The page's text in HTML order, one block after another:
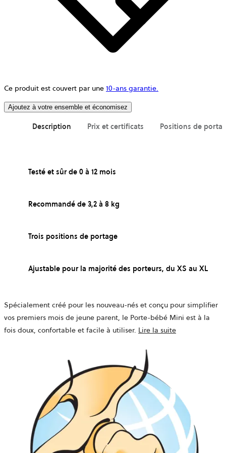
Ce produit est couvert par une 10-ans garantie.
Ajoutez à votre ensemble et économisez
Description Prix et certificats Positions de
Testé et sûr de 0 à 12 mois
Recommandé de 3,2 à 8 kg
Trois positions de portage
Ajustable pour la majorité des porteurs, du XS au XL
Spécialement créé pour les nouveau-nés et conçu pour simplifier
vos premiers mois de jeune parent, le Porte-bébé Mini est à la
fois doux, confortable et facile à utiliser. Lire la suite